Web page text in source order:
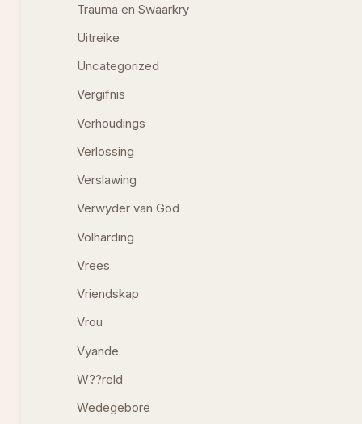
Trauma en Swaarkry
Uitreike
Uncategorized
Vergifnis
Verhoudings
Verlossing
Verslawing
Verwyder van God
Volharding
Vrees
Vriendskap
Vrou
Vyande
W??reld
Wedegebore